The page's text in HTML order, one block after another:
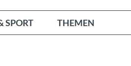
SPORT THEMEN